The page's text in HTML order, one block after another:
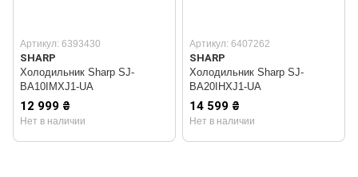
Артикул: 6393430
SHARP
Холодильник Sharp SJ-
BA10IMXJ1-UA
12 999 ₴
Нет в наличии
Артикул: 6407262
SHARP
Холодильник Sharp SJ-
BA20IHXJ1-UA
14 599 ₴
Нет в наличии